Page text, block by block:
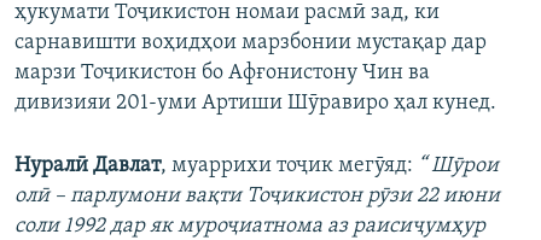
ҳукумати Тоҷикистон номаи расмӣ зад, ки
сарнавишти воҳидҳои марзбонии мустақар дар
марзи Тоҷикистон бо Афғонистону Чин ва
дивизияи 201-уми Артиши Шӯравиро ҳал кунед.
Нуралӣ Давлат, муаррихи тоҷик мегӯяд: “ Шӯрои
олӣ – парлумони вақти Тоҷикистон рӯзи 22 июни
соли 1992 дар як муроҷиатнома аз раисиҷумҳур